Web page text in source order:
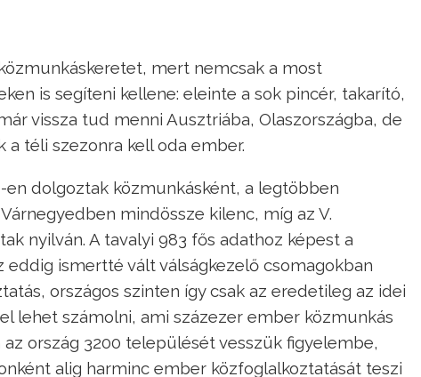
mert nemcsak a most
is segíteni kellene: eleinte a sok pincér, takarító,
vissza tud menni Ausztriába, Olaszországba, de
téli szezonra kell oda ember.
dolgoztak közmunkásként, a legtöbben
mindössze kilenc, míg az V.
nyilván. A tavalyi 983 fős adathoz képest a
eddig ismertté vált válságkezelő csomagokban
országos szinten így csak az eredetileg az idei
lehet számolni, ami százezer ember közmunkás
ország 3200 települését vesszük figyelembe,
alig harminc ember közfoglalkoztatását teszi